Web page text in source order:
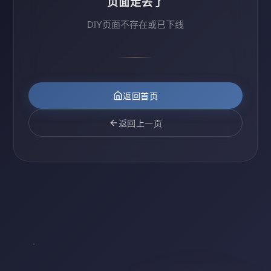
DIY页面不存在或已下线
返回首页
返回上一页